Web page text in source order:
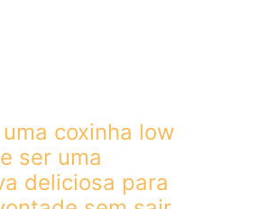
coxinha low
ser uma
deliciosa para